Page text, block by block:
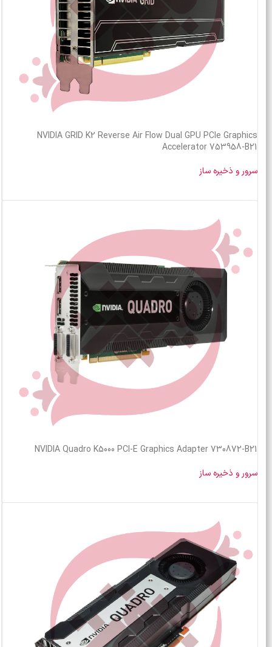
NVIDIA GRID K2 Reverse Air Flow Dual GPU PCIe Graphics
Accelerator 753958-B21
سرور و ذخیره ساز
NVIDIA Quadro K5000 PCI-E Graphics Adapter 730872-B21
سرور و ذخیره ساز